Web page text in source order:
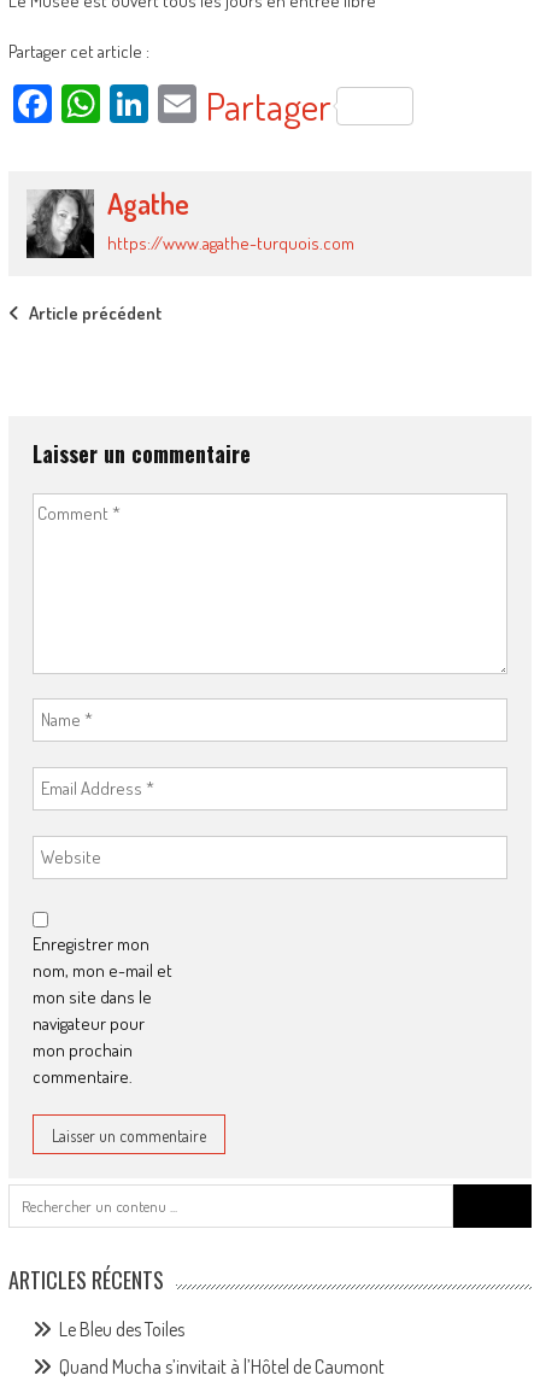
Partager cet article :
Facebook
WhatsApp
LinkedIn
Email
Partager
Agathe
https://www.agathe-turquois.com
Post
Article précédent
Laisser un commentaire
Enregistrer mon
nom, mon e-mail et
mon site dans le
navigateur pour
mon prochain
commentaire.
ARTICLES RÉCENTS
Le Bleu des Toiles
Quand Mucha s’invitait à l’Hôtel de Caumont